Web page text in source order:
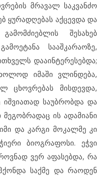
მრავალ საკვანძო
ყურადღებას აქცევდა და
შესახებ
სააშკარაოზე,
დააინტერესებდა;
იმაში ვლინდება,
ცხოვრებას მისდევდა,
საუბრობდა და
ის ადამიანი
და კარგი მოკალმე კი
ბიოგრაფოსი. ეჭვი
ვერ აფასებდა, რა
საქმე და რაოდენ